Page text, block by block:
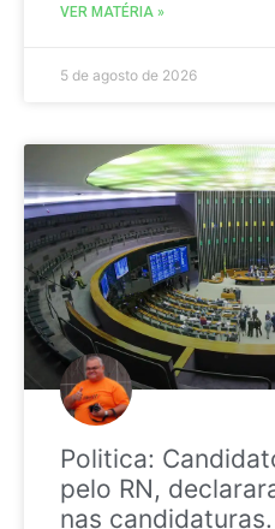
VER MATÉRIA »
5 de agosto de 2026
Politica:
pelo RN,
nas